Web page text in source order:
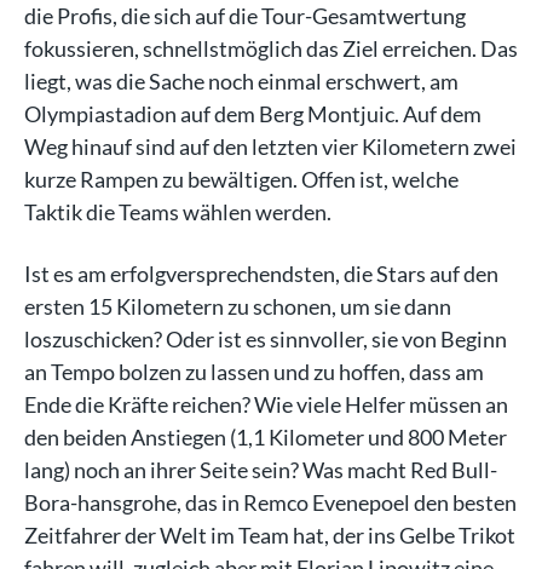
die Profis, die sich auf die Tour-Gesamtwertung
fokussieren, schnellstmöglich das Ziel erreichen. Das
liegt, was die Sache noch einmal erschwert, am
Olympiastadion auf dem Berg Montjuic. Auf dem
Weg hinauf sind auf den letzten vier Kilometern zwei
kurze Rampen zu bewältigen. Offen ist, welche
Taktik die Teams wählen werden.
Ist es am erfolgversprechendsten, die Stars auf den
ersten 15 Kilometern zu schonen, um sie dann
loszuschicken? Oder ist es sinnvoller, sie von Beginn
an Tempo bolzen zu lassen und zu hoffen, dass am
Ende die Kräfte reichen? Wie viele Helfer müssen an
den beiden Anstiegen (1,1 Kilometer und 800 Meter
lang) noch an ihrer Seite sein? Was macht Red Bull-
Bora-hansgrohe, das in Remco Evenepoel den besten
Zeitfahrer der Welt im Team hat, der ins Gelbe Trikot